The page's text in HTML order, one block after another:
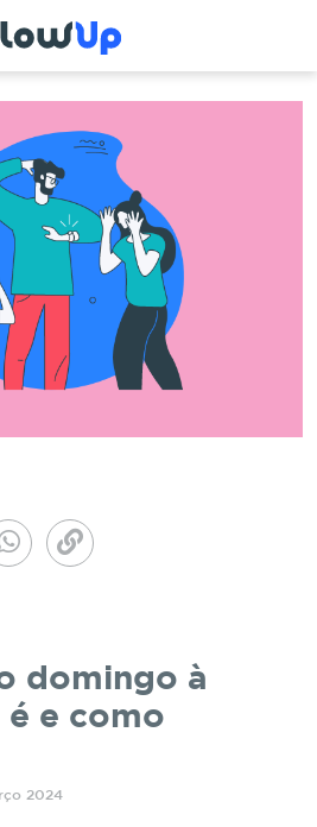
domingo à
é e como
2024